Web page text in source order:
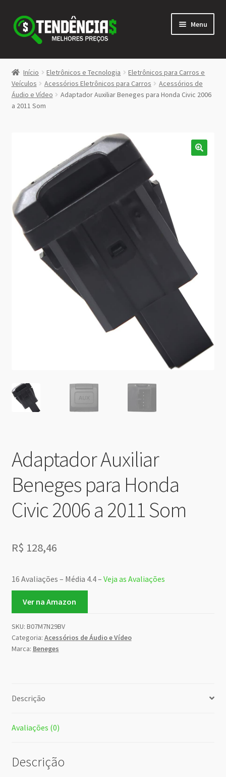
Pular
para
navegação
Pular
para
conteúdo
Menu
LOJA
<>
menu
Início Eletrônicos e Tecnologia
Eletrônicos para Carros e
Veículos
Acessórios Eletrônicos para Carros
Acessórios de
Áudio e Vídeo
Adaptador Auxiliar Beneges para Honda Civic 2006
a 2011 Som
Adaptador Auxiliar
Beneges para Honda
Civic 2006 a 2011 Som
R$ 128,46
16 Avaliações – Média 4.4 – Veja as Avaliações
Ver na Amazon
SKU: B07M7N29BV
Categoria: Acessórios de Áudio e Vídeo
Marca: Beneges
Descrição
Avaliações (0)
Descrição